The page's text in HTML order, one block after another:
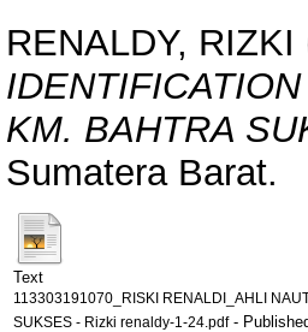
RENALDY, RIZKI
KM. BAHTRA
Sumatera Barat.
Text
113303191070_RISKI RENALDI_AHLI
SUKSES - Rizki renaldy-1-24.pdf-